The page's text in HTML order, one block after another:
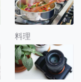
料理